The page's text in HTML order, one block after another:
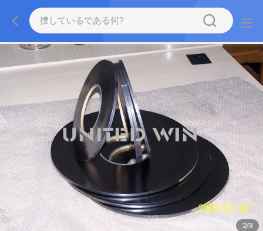
2/3